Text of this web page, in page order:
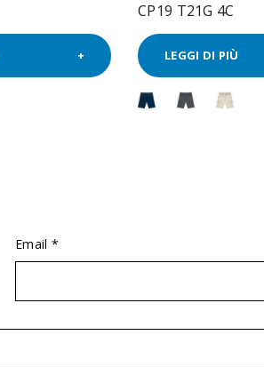
CP19 T21G 4C
LEGGI DI PIÙ
Email *